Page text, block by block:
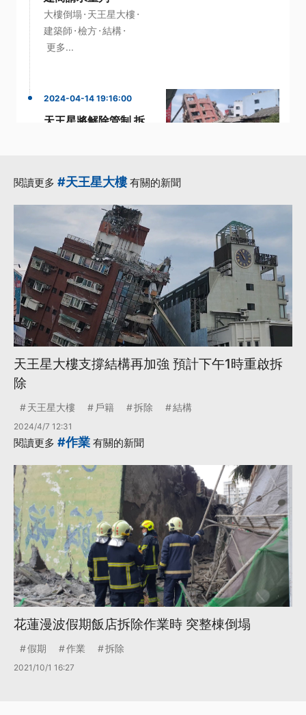
大樓倒塌 · 天王星大樓·
建築師 ·檢方·結構·
更多...
2024-04-14 19:16:00
天王星將解除管制 拆
更多...
閱讀更多 #天王星大樓有關的新聞
天王星大樓支撐結構再加強 預計下午1時重啟拆
除
天王星大樓 戶籍 拆除 結構
2024/4/7 12:31
閱讀更多 #作業 有關的新聞
花蓮漫波假期飯店拆除作業時 突整棟倒塌
假期 作業 拆除
2021/10/1 16:27